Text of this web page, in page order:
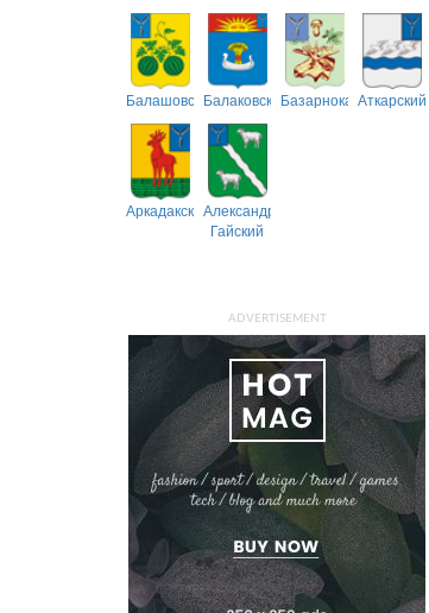
БалашовскийБалаковскийБазарнокарабулакский
Аткарский
АркадакскийАлександрово-
Гайский
ADVERTISEMENT